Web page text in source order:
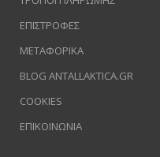
ΕΠΙΣΤΡΟΦΕΣ
ΜΕΤΑΦΟΡΙΚΑ
BLOG ANTALLAKTICA.GR
COOKIES
ΕΠΙΚΟΙΝΩΝΙΑ